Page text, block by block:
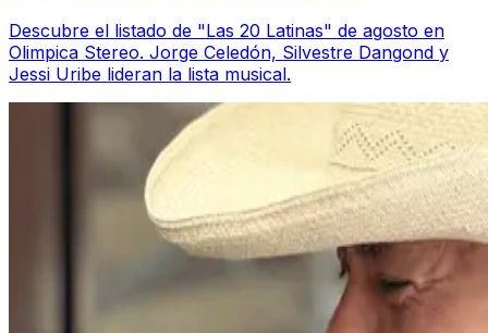
Descubre el listado de "Las 20 Latinas" de agosto en
Olimpica Stereo. Jorge Celedón, Silvestre Dangond y
Jessi Uribe lideran la lista musical.